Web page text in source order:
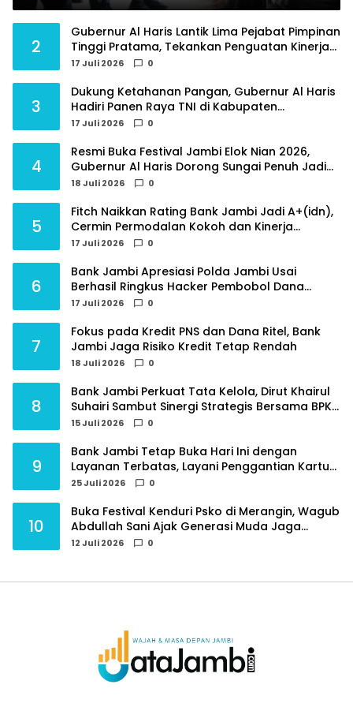
Raden Mattaher
2
Gubernur Al Haris Lantik Lima Pejabat Pimpinan
Tinggi Pratama, Tekankan Penguatan Kinerja
dan Integritas
17 Juli 2026 0
3
Dukung Ketahanan Pangan, Gubernur Al Haris
Hadiri Panen Raya TNI di Kabupaten
Tanjungjabung Timur
17 Juli 2026 0
4
Resmi Buka Festival Jambi Elok Nian 2026,
Gubernur Al Haris Dorong Sungai Penuh Jadi
Destinasi Wisata Budaya Unggulan
18 Juli 2026 0
5
Fitch Naikkan Rating Bank Jambi Jadi A+(idn),
Cermin Permodalan Kokoh dan Kinerja
Keuangan Sehat
17 Juli 2026 0
6
Bank Jambi Apresiasi Polda Jambi Usai
Berhasil Ringkus Hacker Pembobol Dana
Nasabah
17 Juli 2026 0
7
Fokus pada Kredit PNS dan Dana Ritel, Bank
Jambi Jaga Risiko Kredit Tetap Rendah
18 Juli 2026 0
8
Bank Jambi Perkuat Tata Kelola, Dirut Khairul
Suhairi Sambut Sinergi Strategis Bersama BPKP
Jambi
15 Juli 2026 0
9
Bank Jambi Tetap Buka Hari Ini dengan
Layanan Terbatas, Layani Penggantian Kartu
ATM dan Perubahan PIN
25 Juli 2026 0
10
Buka Festival Kenduri Psko di Merangin, Wagub
Abdullah Sani Ajak Generasi Muda Jaga
Budaya dan Jauhi Narkoba
12 Juli 2026 0